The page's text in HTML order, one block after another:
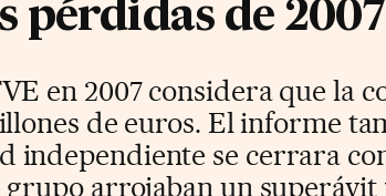
pérdidas de 2007
en 2007 considera que la
de euros. El informe
independiente se cerrara
arrojaban un superávit